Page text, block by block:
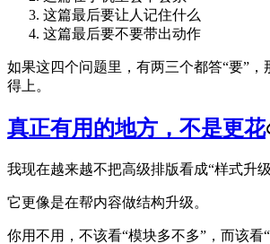
这篇最后要让人记住什么
这篇最后要不要带出动作
如果这四个问题里，有两三个都答“要”，
得上。
真正有用的地方，不是更花
我现在越来越不把高级排版看成“样式升级
它更像是在帮内容做结构升级。
你用不用，不该看“模块多不多”，而该看